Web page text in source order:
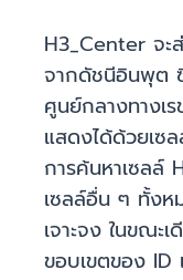
H3_Center จะ
จากดัชนีอินพุต ซึ่
ศูนย์กลางทางเ
แสดงได้ด้วยเซ
การค้นหาเซลล์
เซลล์อื่น ๆ ทั้งห
เจาะจง ในขณะ
ขอบเขตของ